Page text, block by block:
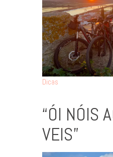
Dicas
“ÓI NÓIS
VEIS”